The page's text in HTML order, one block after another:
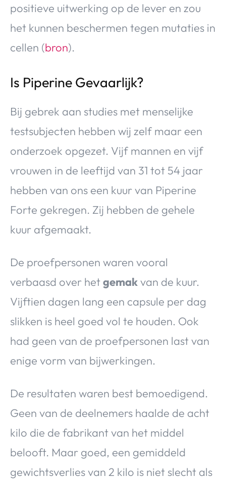
positieve uitwerking op de lever en zou
het kunnen beschermen tegen mutaties in
cellen (bron).
Is Piperine Gevaarlijk?
Bij gebrek aan studies met menselijke
testsubjecten hebben wij zelf maar een
onderzoek opgezet. Vijf mannen en vijf
vrouwen in de leeftijd van 31 tot 54 jaar
hebben van ons een kuur van Piperine
Forte gekregen. Zij hebben de gehele
kuur afgemaakt.
De proefpersonen waren vooral
verbaasd over hetgemakvan de kuur.
Vijftien dagen lang een capsule per dag
slikken is heel goed vol te houden. Ook
had geen van de proefpersonen last van
enige vorm van bijwerkingen.
De resultaten waren best bemoedigend.
Geen van de deelnemers haalde de acht
kilo die de fabrikant van het middel
belooft. Maar goed, een gemiddeld
gewichtsverlies van 2 kilo is niet slecht als